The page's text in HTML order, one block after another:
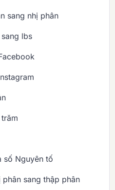
sang nhị phân
lbs
số Nguyên tố
sang thập phân